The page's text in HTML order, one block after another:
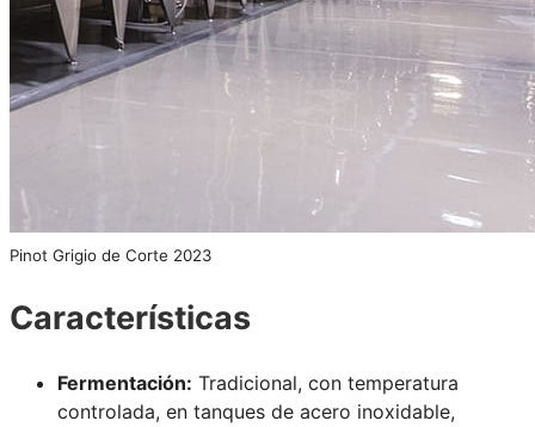
Pinot Grigio de Corte 2023
Características
Fermentación: Tradicional, con temperatura
controlada, en tanques de acero inoxidable,